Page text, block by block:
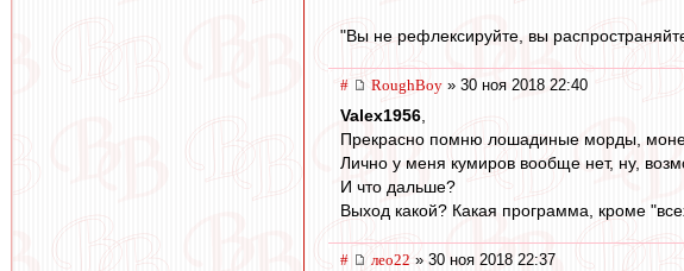
"Вы не рефлексируйте, вы
# RoughBoy » 30 ноя 2018 22:40
Valex1956,
Прекрасно помню лошадиные морды,
Лично у меня кумиров вообще нет, ну,
И что дальше?
Выход какой? Какая программа, кроме
# лео22 » 30 ноя 2018 22:37